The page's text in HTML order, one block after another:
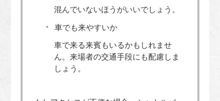
混んでいないほうがいいでしょう。
車でも来やすいか
車で来る来賓もいるかもしれませ
ん。来場者の交通手段にも配慮しま
しょう。